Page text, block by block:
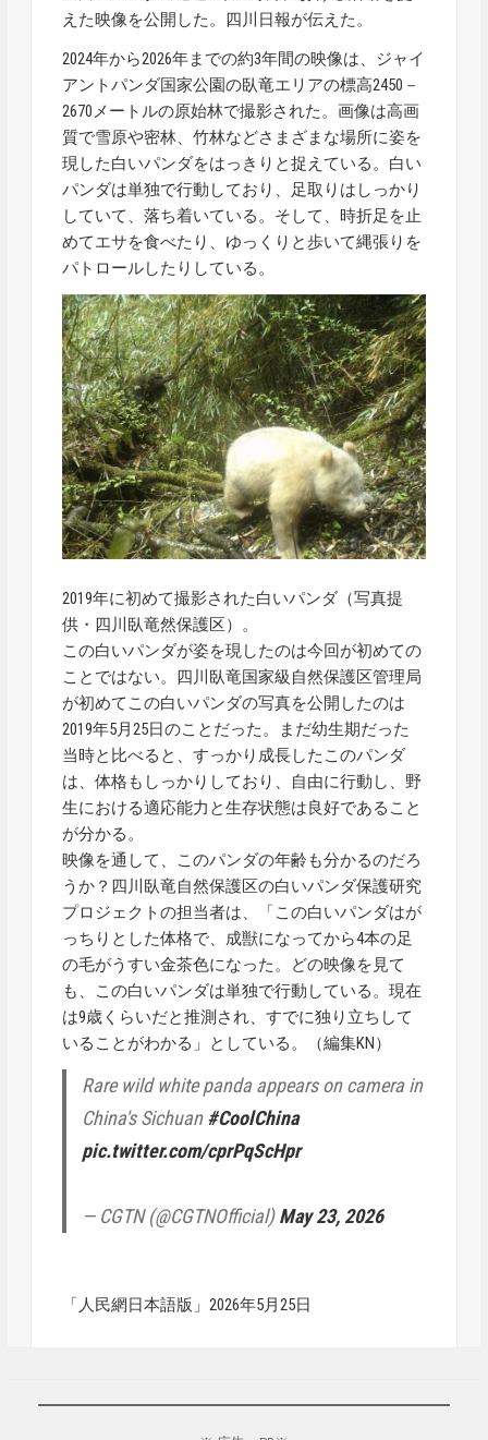
えた映像を公開した。四川日報が伝えた。
2024年から2026年までの約3年間の映像は、ジャイ
アントパンダ国家公園の臥竜エリアの標高2450－
2670メートルの原始林で撮影された。画像は高画
質で雪原や密林、竹林などさまざまな場所に姿を
現した白いパンダをはっきりと捉えている。白い
パンダは単独で行動しており、足取りはしっかり
していて、落ち着いている。そして、時折足を止
めてエサを食べたり、ゆっくりと歩いて縄張りを
パトロールしたりしている。
2019年に初めて撮影された白いパンダ（写真提
供・四川臥竜然保護区）。
この白いパンダが姿を現したのは今回が初めての
ことではない。四川臥竜国家級自然保護区管理局
が初めてこの白いパンダの写真を公開したのは
2019年5月25日のことだった。まだ幼生期だった
当時と比べると、すっかり成長したこのパンダ
は、体格もしっかりしており、自由に行動し、野
生における適応能力と生存状態は良好であること
が分かる。
映像を通して、このパンダの年齢も分かるのだろ
うか？四川臥竜自然保護区の白いパンダ保護研究
プロジェクトの担当者は、「この白いパンダはが
っちりとした体格で、成獣になってから4本の足
の毛がうすい金茶色になった。どの映像を見て
も、この白いパンダは単独で行動している。現在
は9歳くらいだと推測され、すでに独り立ちして
いることがわかる」としている。（編集KN）
Rare wild white panda appears on camera in
China's Sichuan#CoolChina
pic.twitter.com/cprPqScHpr
— CGTN (@CGTNOfficial)May 23, 2026
「人民網日本語版」2026年5月25日